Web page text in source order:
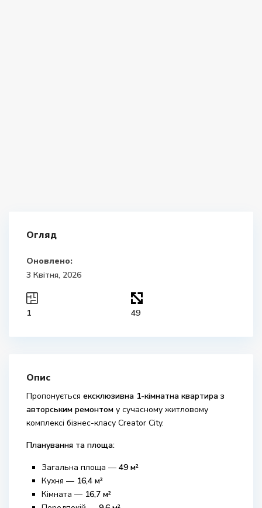
Огляд
Оновлено:
3 Квітня, 2026
1 49
Опис
Пропонується ексклюзивна 1-кімнатна квартира з
авторським ремонтом у сучасному житловому
комплексі бізнес-класу Creator City.
Планування та площа:
Загальна площа — 49 м²
Кухня — 16,4 м²
Кімната — 16,7 м²